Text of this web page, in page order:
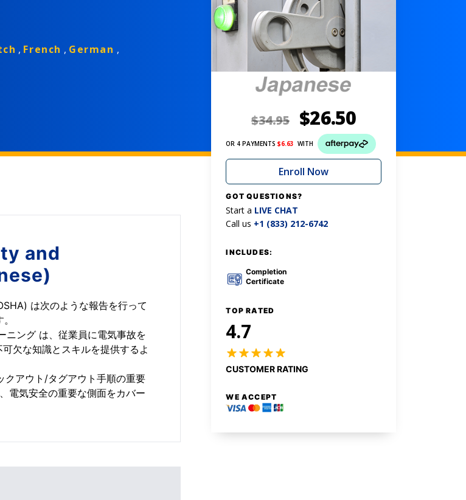
, French , German ,
and
は次のような報告を行って
ニング は、従業員に電気事故を
欠な知識とスキルを提供するよ
クアウト/タグアウト手順の重要
電気安全の重要な側面をカバー
$34.95 $26.50
OR 4 PAYMENTS$6.63 WITH
Enroll Now
GOT QUESTIONS?
Start a LIVE CHAT
Call us +1 (833) 212-6742
INCLUDES:
Completion
Certificate
TOP RATED
4.7
CUSTOMER RATING
WE ACCEPT